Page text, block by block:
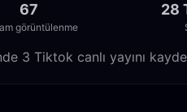
67
görüntülenme
28
3 Tiktok canlı yayını